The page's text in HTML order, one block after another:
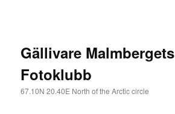
Gällivare Malmbergets
Fotoklubb
67.10N 20.40E North of the Arctic circle